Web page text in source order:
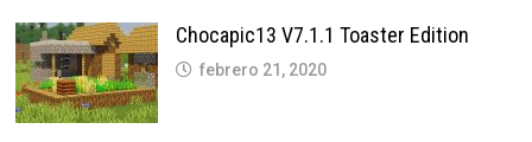
Chocapic13 V7.1.1 Toaster Edition
febrero 21, 2020